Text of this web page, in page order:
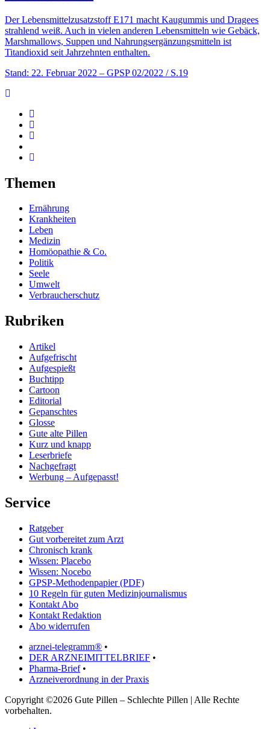
Der Lebensmittelzusatzstoff E171 macht Kaugummis und Dragees
strahlend weiß. Auch in vielen anderen Lebensmitteln wie Gebäck,
Marshmallows, Suppen und Nahrungsergänzungsmitteln ist
Titandioxid seit Jahrzehnten enthalten.
Stand: 22. Februar 2022 – GPSP 02/2022 / S.19
Themen
Ernährung
Krankheiten
Leben
Medizin
Homöopathie & Co.
Politik
Seele
Umwelt
Verbraucherschutz
Rubriken
Artikel
Aufgefrischt
Aufgespießt
Buchtipp
Cartoon
Editorial
Gepanschtes
Glosse
Gute alte Pillen
Kurz und knapp
Leserbriefe
Nachgefragt
Werbung – Aufgepasst!
Service
Ratgeber
Gut vorbereitet zum Arzt
Chronisch krank
Wissen: Placebo
Wissen: Nocebo
GPSP-Methodenpapier (PDF)
10 Regeln für guten Medizinjournalismus
Kontakt Abo
Kontakt Redaktion
Abo widerrufen
arznei-telegramm® •
DER ARZNEIMITTELBRIEF •
Pharma-Brief•
Arzneiverordnung in der Praxis
Copyright ©2026 Gute Pillen – Schlechte Pillen | Alle Rechte
vorbehalten.